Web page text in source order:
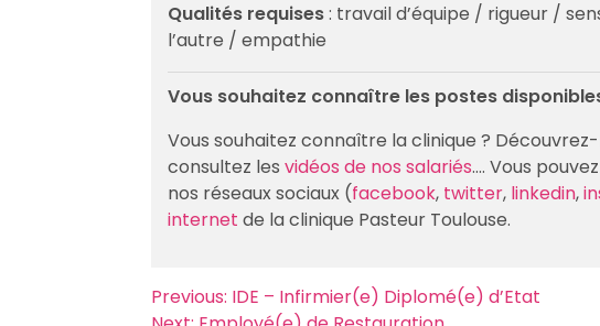
Qualités requises: travail d’équipe / rigueur /
l’autre / empathie
Vous souhaitez connaître les postes
Vous souhaitez connaître la clinique ?
consultez les vidéos de nos salariés…. Vous
nos réseaux sociaux (facebook, twitter, linkedin,
internet de la clinique Pasteur Toulouse.
Navigation
Previous: IDE – Infirmier(e) Diplomé(e) d’Etat